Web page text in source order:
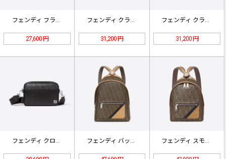
27,600 円 31,200 円 31,200 円
フェンディ クロスボディバッグ 7M… フェンディ バックパック 7VZ07… フェンディ スモール バックパック …